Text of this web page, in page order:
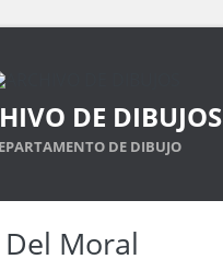
DE DIBUJOS
DE DIBUJO
Moral